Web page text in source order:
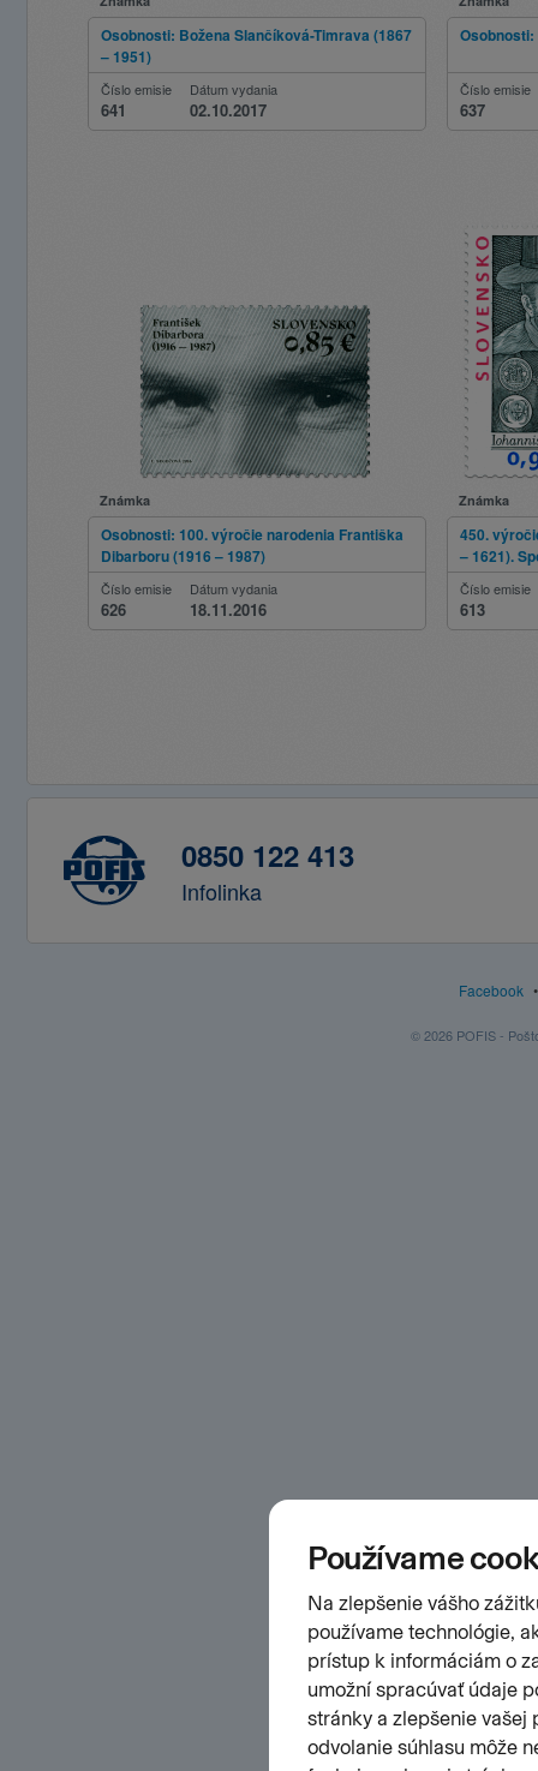
Osobnosti: Božena Slančíková-Timrava (1867
– 1951)
Číslo emisie
641
Dátum vydania
02.10.2017
Číslo emisie
637
Známka
Osobnosti: 100. výročie narodenia Františka
Dibarboru (1916 – 1987)
Číslo emisie
626
Dátum vydania
18.11.2016
Známka
450.
– 1621).
Číslo emisie
613
0850 122 413
Infolinka
Facebook
© 2026 POFIS -